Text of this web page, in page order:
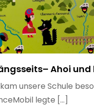
Ahoi und
unsere Schule
legte […]